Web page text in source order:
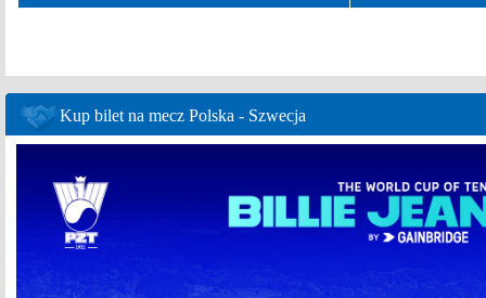
Kup bilet na mecz Polska - Szwecja